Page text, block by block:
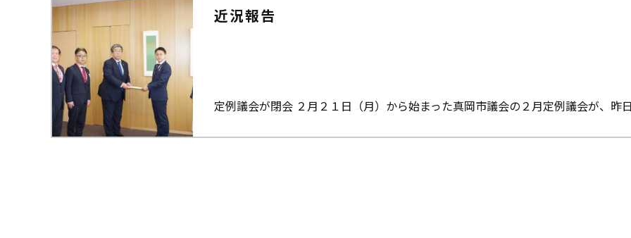
近況報告
定例議会が閉会 ２月２１日（月）から始まった真岡市議会の２月定例議会が、昨